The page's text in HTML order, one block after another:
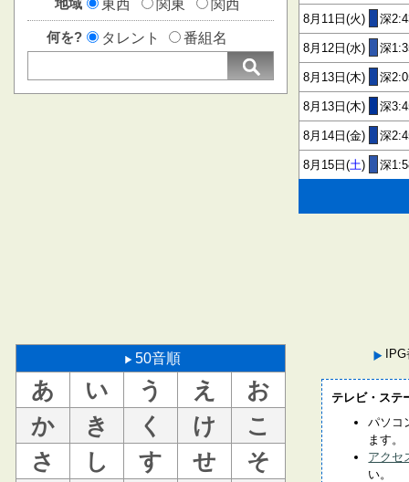
地域 東西 関東 関西
何を? タレント 番組名
50音順
あ い う え
お
か
き く け
こ
さ
し す せ
そ
8月11日(火) 深
8月12日(水) 深
8月13日(木) 深
8月13日(木) 深
8月14日(金) 深
8月15日(土) 深
テレビ・ステ
パソコ
ます。
アクセ
い。